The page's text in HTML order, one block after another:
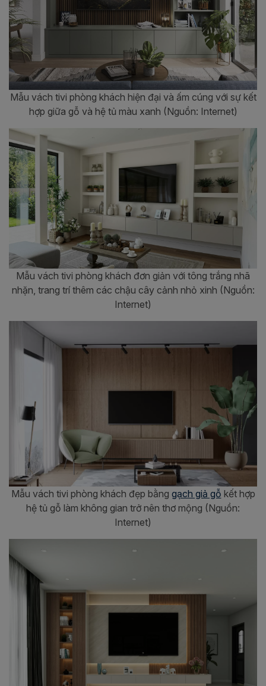
Mẫu vách tivi phòng khách hiện đại và ấm cúng với sự kết
hợp giữa gỗ và hệ tủ màu xanh (Nguồn: Internet)
Mẫu vách tivi phòng khách đơn giản với tông trắng nhã
nhặn, trang trí thêm các chậu cây cảnh nhỏ xinh (Nguồn:
Internet)
Mẫu vách tivi phòng khách đẹp bằng gạch giả gỗ kết hợp
hệ tủ gỗ làm không gian trở nên thơ mộng (Nguồn:
Internet)